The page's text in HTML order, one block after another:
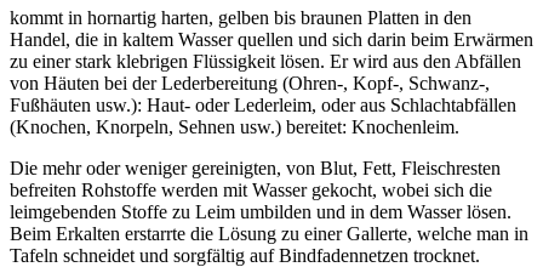
kommt in hornartig harten, gelben bis braunen Platten in den
Handel, die in kaltem Wasser quellen und sich darin beim Erwärmen
zu einer stark klebrigen Flüssigkeit lösen. Er wird aus den Abfällen
von Häuten bei der Lederbereitung (Ohren-, Kopf-, Schwanz-,
Fußhäuten usw.): Haut- oder Lederleim, oder aus Schlachtabfällen
(Knochen, Knorpeln, Sehnen usw.) bereitet: Knochenleim.
Die mehr oder weniger gereinigten, von Blut, Fett, Fleischresten
befreiten Rohstoffe werden mit Wasser gekocht, wobei sich die
leimgebenden Stoffe zu Leim umbilden und in dem Wasser lösen.
Beim Erkalten erstarrte die Lösung zu einer Gallerte, welche man in
Tafeln schneidet und sorgfältig auf Bindfadennetzen trocknet.